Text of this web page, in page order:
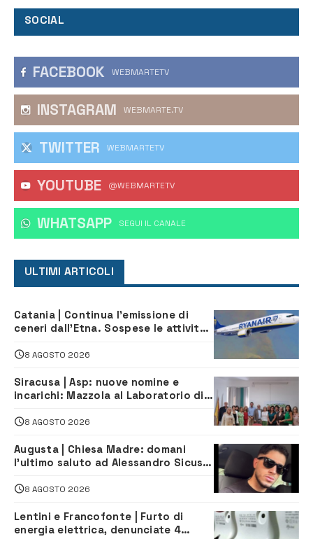
SOCIAL
FACEBOOK WEBMARTETV
INSTAGRAM WEBMARTE.TV
TWITTER WEBMARTETV
YOUTUBE @WEBMARTETV
WHATSAPP ‎SEGUI IL CANALE
ULTIMI ARTICOLI
Catania | Continua l’emissione di
ceneri dall’Etna. Sospese le attività
8 AGOSTO 2026
Siracusa | Asp: nuove nomine e
incarichi: Mazzola al Laboratorio di
Servizio Legale
8 AGOSTO 2026
Augusta | Chiesa Madre: domani
l’ultimo saluto ad Alessandro Sicuso,
8 AGOSTO 2026
Lentini e Francofonte | Furto di
energia elettrica, denunciate 4